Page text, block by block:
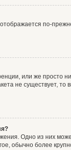
по-
или же просто
не
Одно из них
обычно более